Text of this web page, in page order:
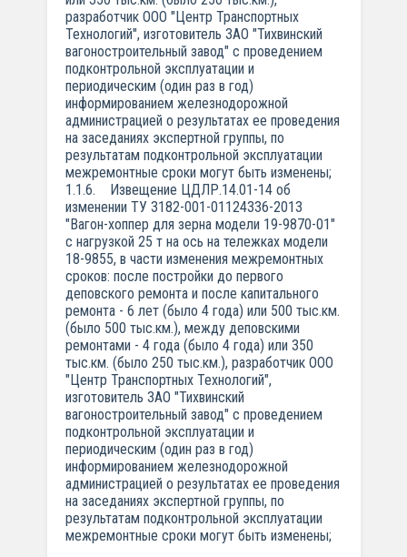
разработчик ООО "Центр Транспортных
Технологий", изготовитель ЗАО "Тихвинский
вагоностроительный завод" с проведением
подконтрольной эксплуатации и
периодическим (один раз в год)
информированием железнодорожной
администрацией о результатах ее проведения
на заседаниях экспертной группы, по
результатам подконтрольной эксплуатации
межремонтные сроки могут быть изменены;
1.1.6. Извещение ЦДЛР.14.01-14 об
изменении ТУ 3182-001-01124336-2013
"Вагон-хоппер для зерна модели 19-9870-01"
с нагрузкой 25 т на ось на тележках модели
18-9855, в части изменения межремонтных
сроков: после постройки до первого
деповского ремонта и после капитального
ремонта - 6 лет (было 4 года) или 500 тыс.км.
(было 500 тыс.км.), между деповскими
ремонтами - 4 года (было 4 года) или 350
тыс.км. (было 250 тыс.км.), разработчик ООО
"Центр Транспортных Технологий",
изготовитель ЗАО "Тихвинский
вагоностроительный завод" с проведением
подконтрольной эксплуатации и
периодическим (один раз в год)
информированием железнодорожной
администрацией о результатах ее проведения
на заседаниях экспертной группы, по
результатам подконтрольной эксплуатации
межремонтные сроки могут быть изменены;